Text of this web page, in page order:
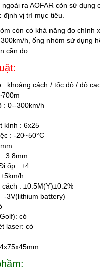
ra AOFAR còn sử
vị trí mục tiêu.
có khả năng đo chính
h, ống nhòm sử dụng
cần đo.
khoảng cách / tốc độ / độ
: 0--300km/h
kính : 6x25
: -20~50°C
3.8mm
ốp : ±4
h
: ±0.5M(Y)±0.2%
3V(lithium battery)
có
laser: có